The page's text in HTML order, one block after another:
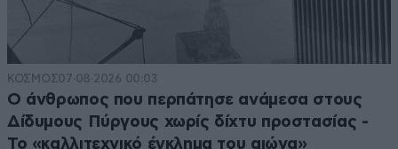
ΚΟΣΜΟΣ07·08·2026 00:03
Ο άνθρωπος που περπάτησε ανάμεσα στους
Δίδυμους Πύργους χωρίς δίχτυ προστασίας -
Το «καλλιτεχνικό έγκλημα του αιώνα»